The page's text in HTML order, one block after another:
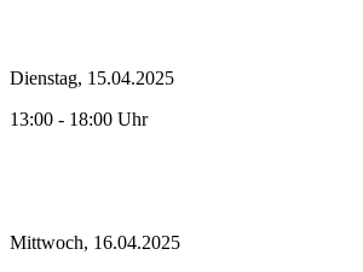
Dienstag, 15.04.2025
13:00 - 18:00 Uhr
Mittwoch, 16.04.2025